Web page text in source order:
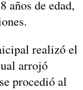
años de edad,
realizó el
arrojó
procedió al